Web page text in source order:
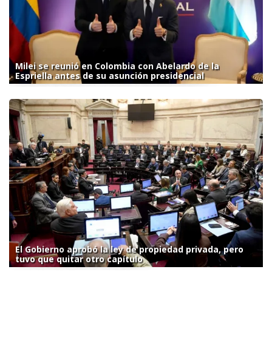
Milei se reunió en Colombia con Abelardo de la
Espriella antes de su asunción presidencial
El Gobierno aprobó la ley de propiedad privada, pero
tuvo que quitar otro capítulo